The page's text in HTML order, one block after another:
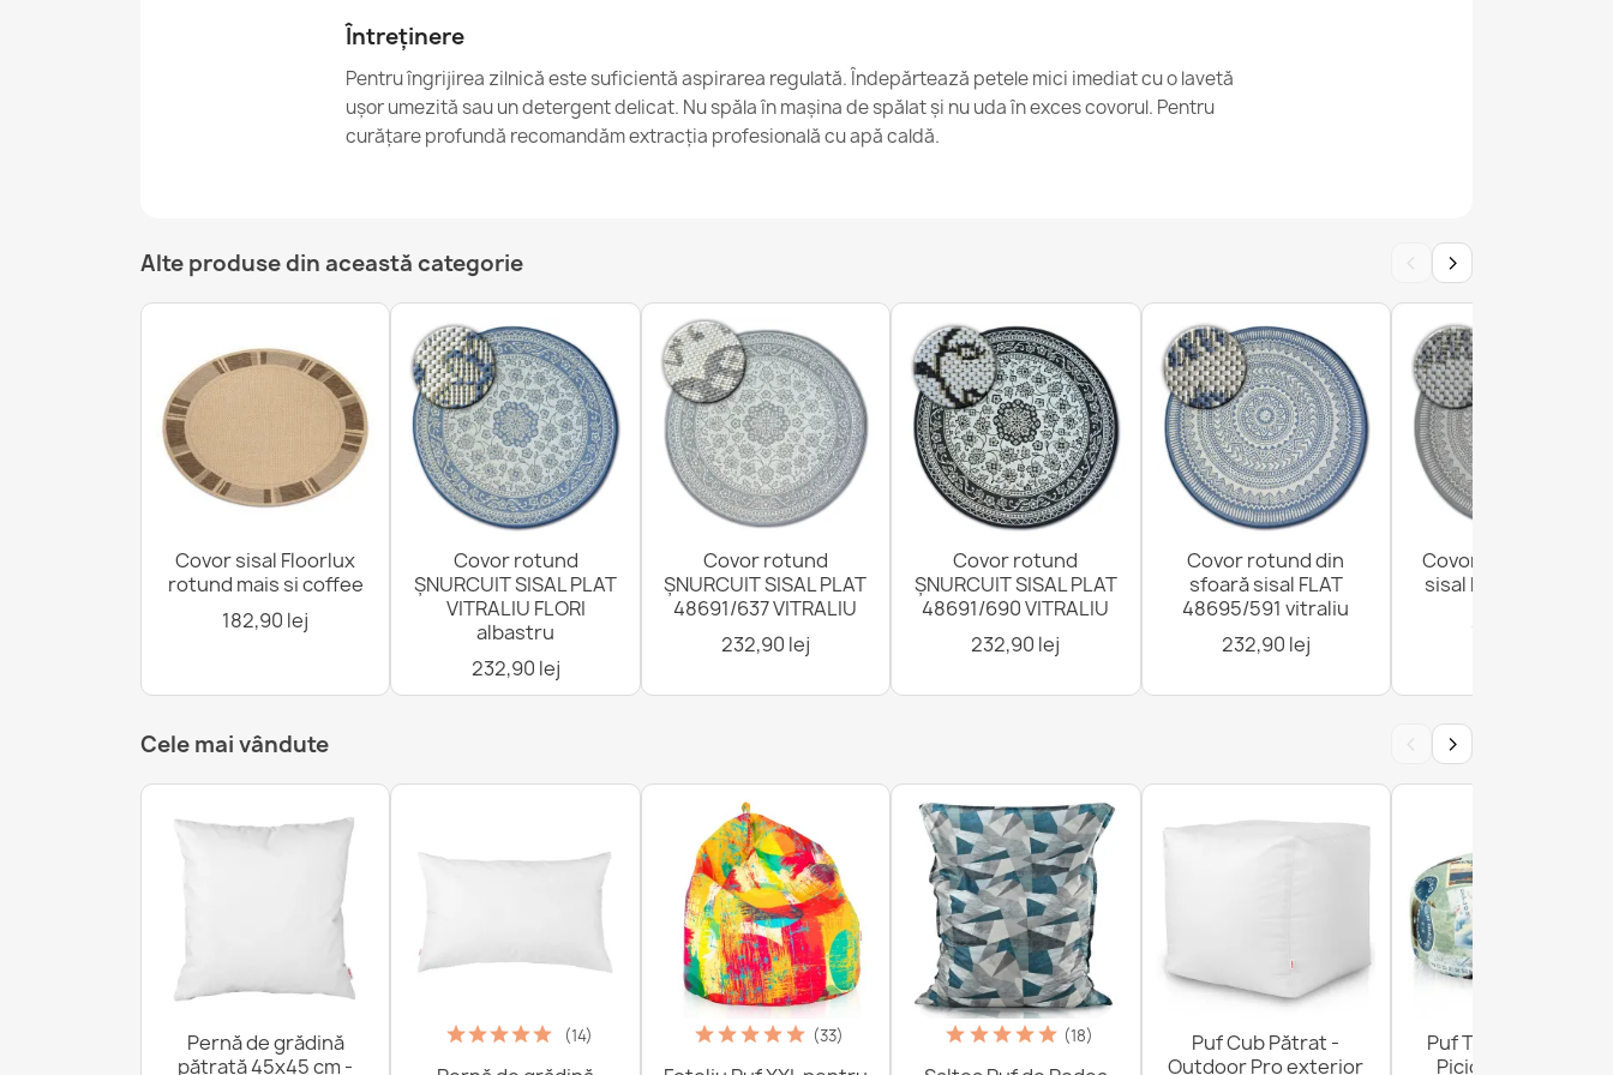
Covor ORGANIC Sisal Geometric Ecru / Negru - natural,
Covor ORGANIC Sisal Geometric Grey
232,90 lej
Întreținere
Pentru îngrijirea zilnică este suficientă aspirarea regulată. Îndepărtează petele mici imediat cu o lavetă
ușor umezită sau un detergent delicat. Nu spăla în mașina de spălat și nu uda în exces covorul. Pentru
curățare profundă recomandăm extracția profesională cu apă caldă.
Alte produse din această categorie ‹ ›
Covor sisal Floorlux
rotund mais si coffee
182,90 lej
Covor rotund
ȘNURCUIT SISAL PLAT
VITRALIU FLORI
albastru
232,90 lej
Covor rotund
ȘNURCUIT SISAL PLAT
48691/637 VITRALIU
232,90 lej
Covor rotund
ȘNURCUIT SISAL PLAT
48691/690 VITRALIU
232,90 lej
Covor rotund din
sfoară sisal FLAT
48695/591 vitraliu
232,90 lej
Covor rotund sfoară
sisal FLAT 120cm gri
232,90 lej
Cele mai vândute ‹ ›
Pernă de grădină
pătrată 45x45 cm -
(14) (33) (18)
Puf Cub Pătrat -
Outdoor Pro exterior
Puf Taburet Suport
Picioare Rotund -